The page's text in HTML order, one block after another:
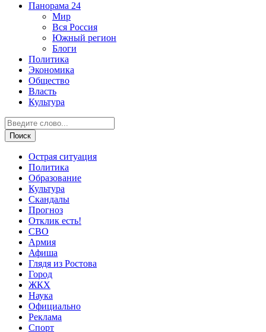
Панорама 24
Мир
Вся Россия
Южный регион
Блоги
Политика
Экономика
Общество
Власть
Культура
Острая ситуация
Политика
Образование
Культура
Скандалы
Прогноз
Отклик есть!
СВО
Армия
Афиша
Глядя из Ростова
Город
ЖКХ
Наука
Официально
Реклама
Спорт